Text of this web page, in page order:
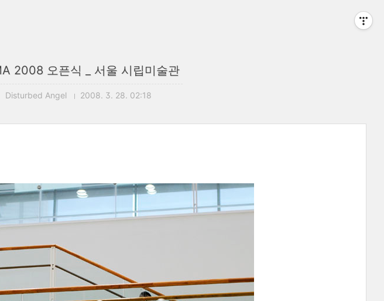
2008 오픈식 _ 서울 시립미술관
Disturbed Angel 2008. 3. 28. 02:18